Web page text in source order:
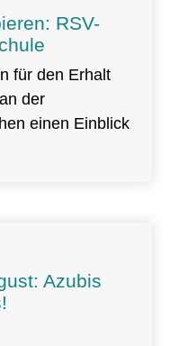
RSV-
für den Erhalt
der
einen Einblick
Azubis